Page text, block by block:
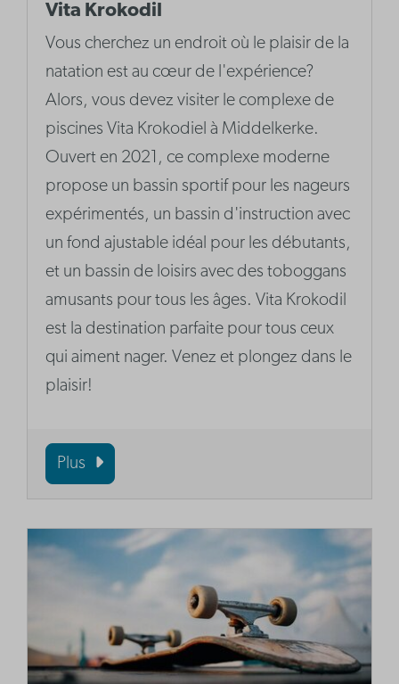
Vita Krokodil
Vous cherchez un endroit où le plaisir de la
natation est au cœur de l'expérience?
Alors, vous devez visiter le complexe de
piscines Vita Krokodiel à Middelkerke.
Ouvert en 2021, ce complexe moderne
propose un bassin sportif pour les nageurs
expérimentés, un bassin d'instruction avec
un fond ajustable idéal pour les débutants,
et un bassin de loisirs avec des toboggans
amusants pour tous les âges. Vita Krokodil
est la destination parfaite pour tous ceux
qui aiment nager. Venez et plongez dans le
plaisir!
Plus